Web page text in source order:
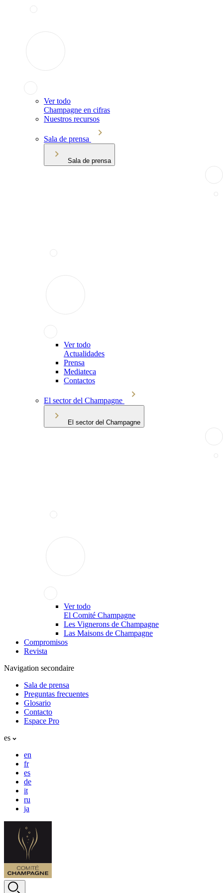
Ver todo
Champagne en cifras
Nuestros recursos
Sala de prensa
Sala de prensa
Ver todo
Actualidades
Prensa
Mediateca
Contactos
El sector del Champagne
El sector del Champagne
Ver todo
El Comité Champagne
Les Vignerons de Champagne
Las Maisons de Champagne
Compromisos
Revista
Navigation secondaire
Sala de prensa
Preguntas frecuentes
Glosario
Contacto
Espace Pro
es
en
fr
es
de
it
ru
ja